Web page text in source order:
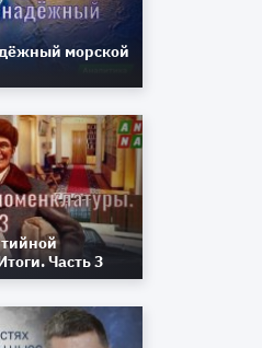
морской
Часть 3